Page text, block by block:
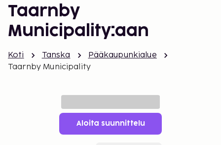
Taarnby
Municipality:aan
Koti Tanska
Pääkaupunkialue
Taarnby Municipality
Aloita suunnittelu